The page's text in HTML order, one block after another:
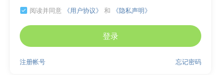
 阅读并同意 《用户协议》 和 《隐私声明》
登录
忘记密码
注册帐号